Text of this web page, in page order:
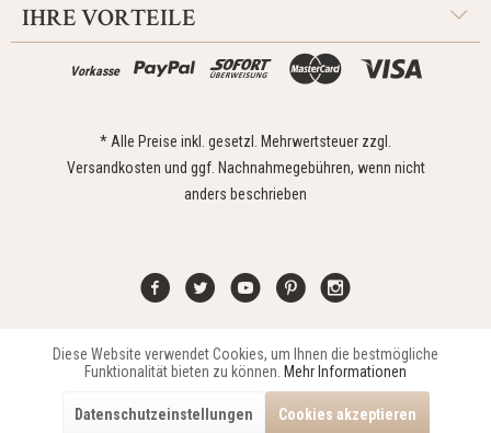
IHRE VORTEILE
Vorkasse
* Alle Preise inkl. gesetzl. Mehrwertsteuer zzgl.
Versandkosten und ggf. Nachnahmegebühren, wenn nicht
anders beschrieben
Kontakt Widerrufsrecht Impressum Versand Datenschutz
Copyright © 2021 Edona Design GmbH // DesignDupp GmbH
Funktionale Aktiv
Aktiv
Diese Website verwendet Cookies, um Ihnen die bestmögliche
Funktionalität bieten zu können. Mehr Informationen
Datenschutzeinstellungen Cookies akzeptieren